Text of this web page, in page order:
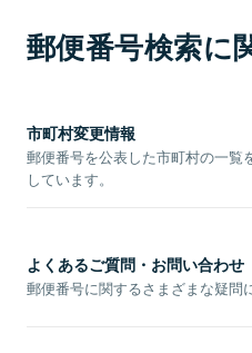
郵便番号検索に
市町村変更情報
郵便番号を公表した市町村の一覧
しています。
よくあるご質問・お問い合わせ
郵便番号に関するさまざまな疑問